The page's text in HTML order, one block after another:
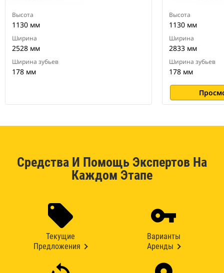
Высота
1130 мм
Ширина
2528 мм
Ширина зубьев
178 мм
Высота
1130 мм
Ширина
2833 мм
Ширина зубьев
178 мм
Средства И Помощь Экспертов На
Каждом Этапе
Текущие
Предложения
Варианты
Аренды